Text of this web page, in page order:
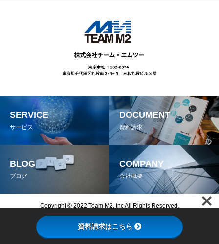
SERVICE
サービス
DOCUMENT
資料請求
BLOG
ブログ
COMPANY
会社概要
Copyright © 2022 Team M2, Inc All Rights Reserved.
資料請求はこちら